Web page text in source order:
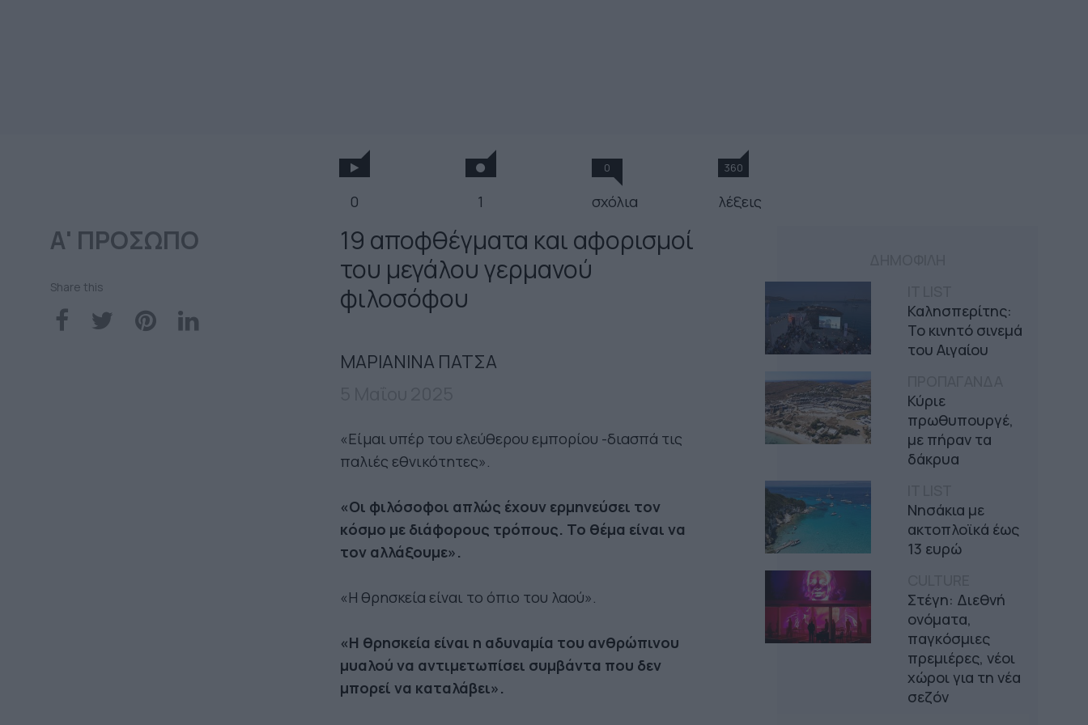
0 1
0
σχόλια
360
λέξεις
Α' ΠΡΟΣΩΠΟ
Share this
Καλησπερίτης:
Το κινητό σινεμά
του Αιγαίου
Κύριε
πρωθυπουργέ,
με πήραν τα
δάκρυα
Νησάκια με
ακτοπλοϊκά έως
13 ευρώ
Στέγη: Διεθνή
ονόματα,
παγκόσμιες
πρεμιέρες, νέοι
χώροι για τη νέα
σεζόν
19 αποφθέγματα και αφορισμοί
του μεγάλου γερμανού
φιλοσόφου
ΜΑΡΙΑΝΙΝΑ ΠΑΤΣΑ
«Είμαι υπέρ του ελεύθερου εμπορίου -διασπά τις
παλιές εθνικότητες».
«Οι φιλόσοφοι απλώς έχουν ερμηνεύσει τον
κόσμο με διάφορους τρόπους. Το θέμα είναι να
τον αλλάξουμε».
«Η θρησκεία είναι το όπιο του λαού».
«Η θρησκεία είναι η αδυναμία του ανθρώπινου
μυαλού να αντιμετωπίσει συμβάντα που δεν
μπορεί να καταλάβει».